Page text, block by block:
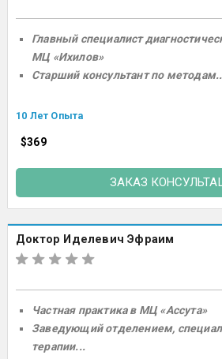
Главный специалист
МЦ «Ихилов»
Старший консультант по
10 Лет Опыта
$369
ЗАКАЗ
Доктор Иделевич Эфраим
Частная практика в МЦ «Ассута»
Заведующий отделением,
терапии...